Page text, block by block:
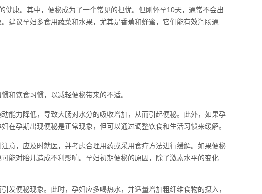
康。其中，便秘成为了一个常见的担忧。但刚怀孕10天，通常不会出
建议孕妇多食用蔬菜和水果，尤其是香蕉和蜂蜜，它们能有效润肠通
和饮食习惯，以减轻便秘带来的不适。
能力降低，导致大肠对水分的吸收增加，从而引起便秘。此外，如果孕
在孕期出现便秘是正常现象，但可以通过调整饮食和生活习惯来缓解。
意，应及时就医，并考虑合理用药或采用食疗方法进行缓解。如果便秘
能对胎儿造成不利影响。孕妇初期便秘的原因，除了激素水平的变化
发便秘现象。此时，孕妇应多喝热水，并适量增加粗纤维食物的摄入，